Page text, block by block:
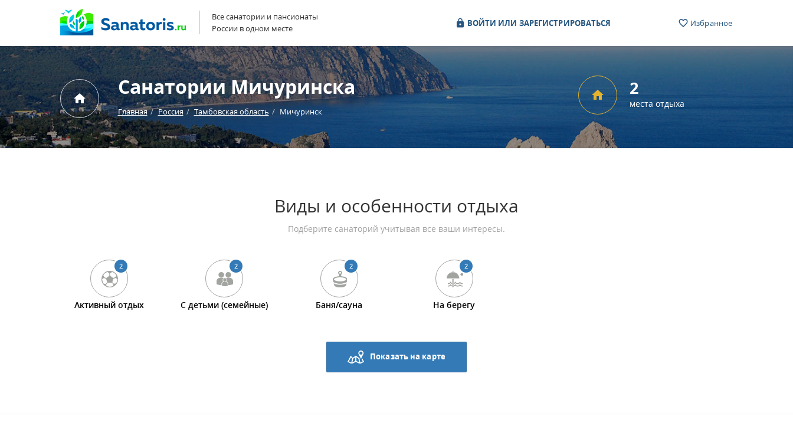
Все санатории и пансионаты
России в одном месте
ВОЙТИ ИЛИ ЗАРЕГИСТРИРОВАТЬСЯ Избранное
Санатории Мичуринска
Главная Россия Тамбовская область Мичуринск
2
места отдыха
Виды и особенности отдыха
Подберите санаторий учитывая все ваши интересы.
2
Активный отдых
2
С детьми (семейные)
2
Баня/сауна
2
На берегу
Показать на карте